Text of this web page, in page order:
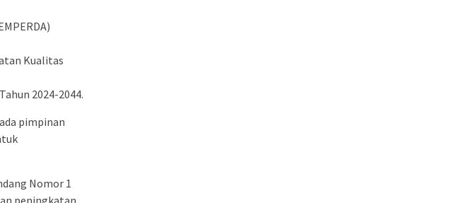
Kualitas
2024-2044.
pimpinan
Nomor 1
peningkatan